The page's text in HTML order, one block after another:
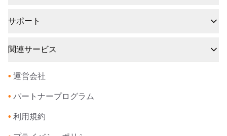
サポート
関連サービス
• 運営会社
• パートナープログラム
• 利用規約